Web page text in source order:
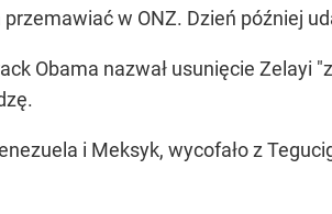
w ONZ. Dzień później
Obama nazwał usunięcie Zelayi
i Meksyk, wycofało z